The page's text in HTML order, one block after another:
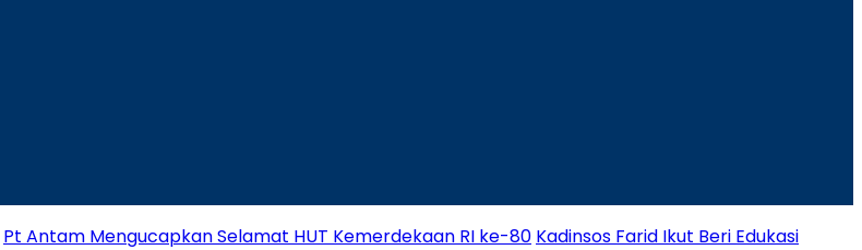
Pt Antam Mengucapkan Selamat HUT Kemerdekaan RI ke-80 Kadinsos Farid Ikut Beri Edukasi